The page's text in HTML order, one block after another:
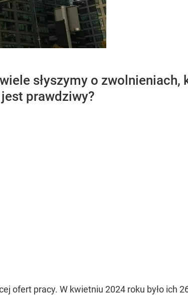
słyszymy o
prawdziwy?
ofert pracy. W kwietniu 2024 roku było ich